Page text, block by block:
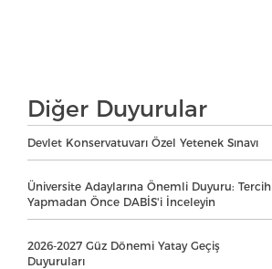
Diğer Duyurular
Devlet Konservatuvarı Özel Yetenek Sınavı
Üniversite Adaylarına Önemli Duyuru: Tercih
Yapmadan Önce DABİS'i İnceleyin
2026-2027 Güz Dönemi Yatay Geçiş
Duyuruları